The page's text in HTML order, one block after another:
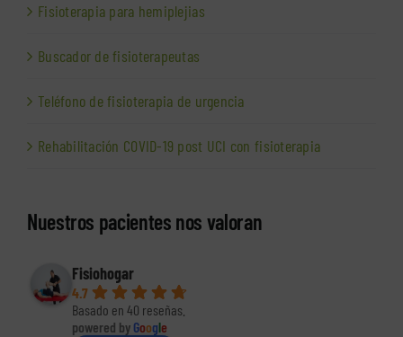
Fisioterapia para hemiplejias
Buscador de fisioterapeutas
Teléfono de fisioterapia de urgencia
Rehabilitación COVID-19 post UCI con fisioterapia
Nuestros pacientes nos valoran
Fisiohogar
4.7
Basado en 40 reseñas.
powered by Google